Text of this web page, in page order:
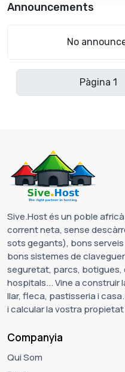
Announcements
No
Sive.Host és un poble
corrent neta, sense
sots gegants), bons
bons sistemes de
seguretat, parcs, botigues,
hospitals... Vine a construir
llar, fleca, pastisseria i
i calcular la vostra
Companyia
Qui Som